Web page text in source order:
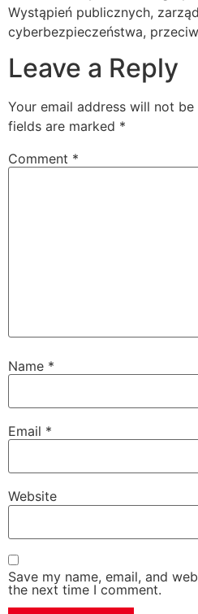
Wystąpień publicznych,
cyberbezpieczeństwa,
Leave a Reply
Your email address will not be
fields are marked *
Comment *
Name *
Email *
Website
Save my name, email, and
the next time I comment.